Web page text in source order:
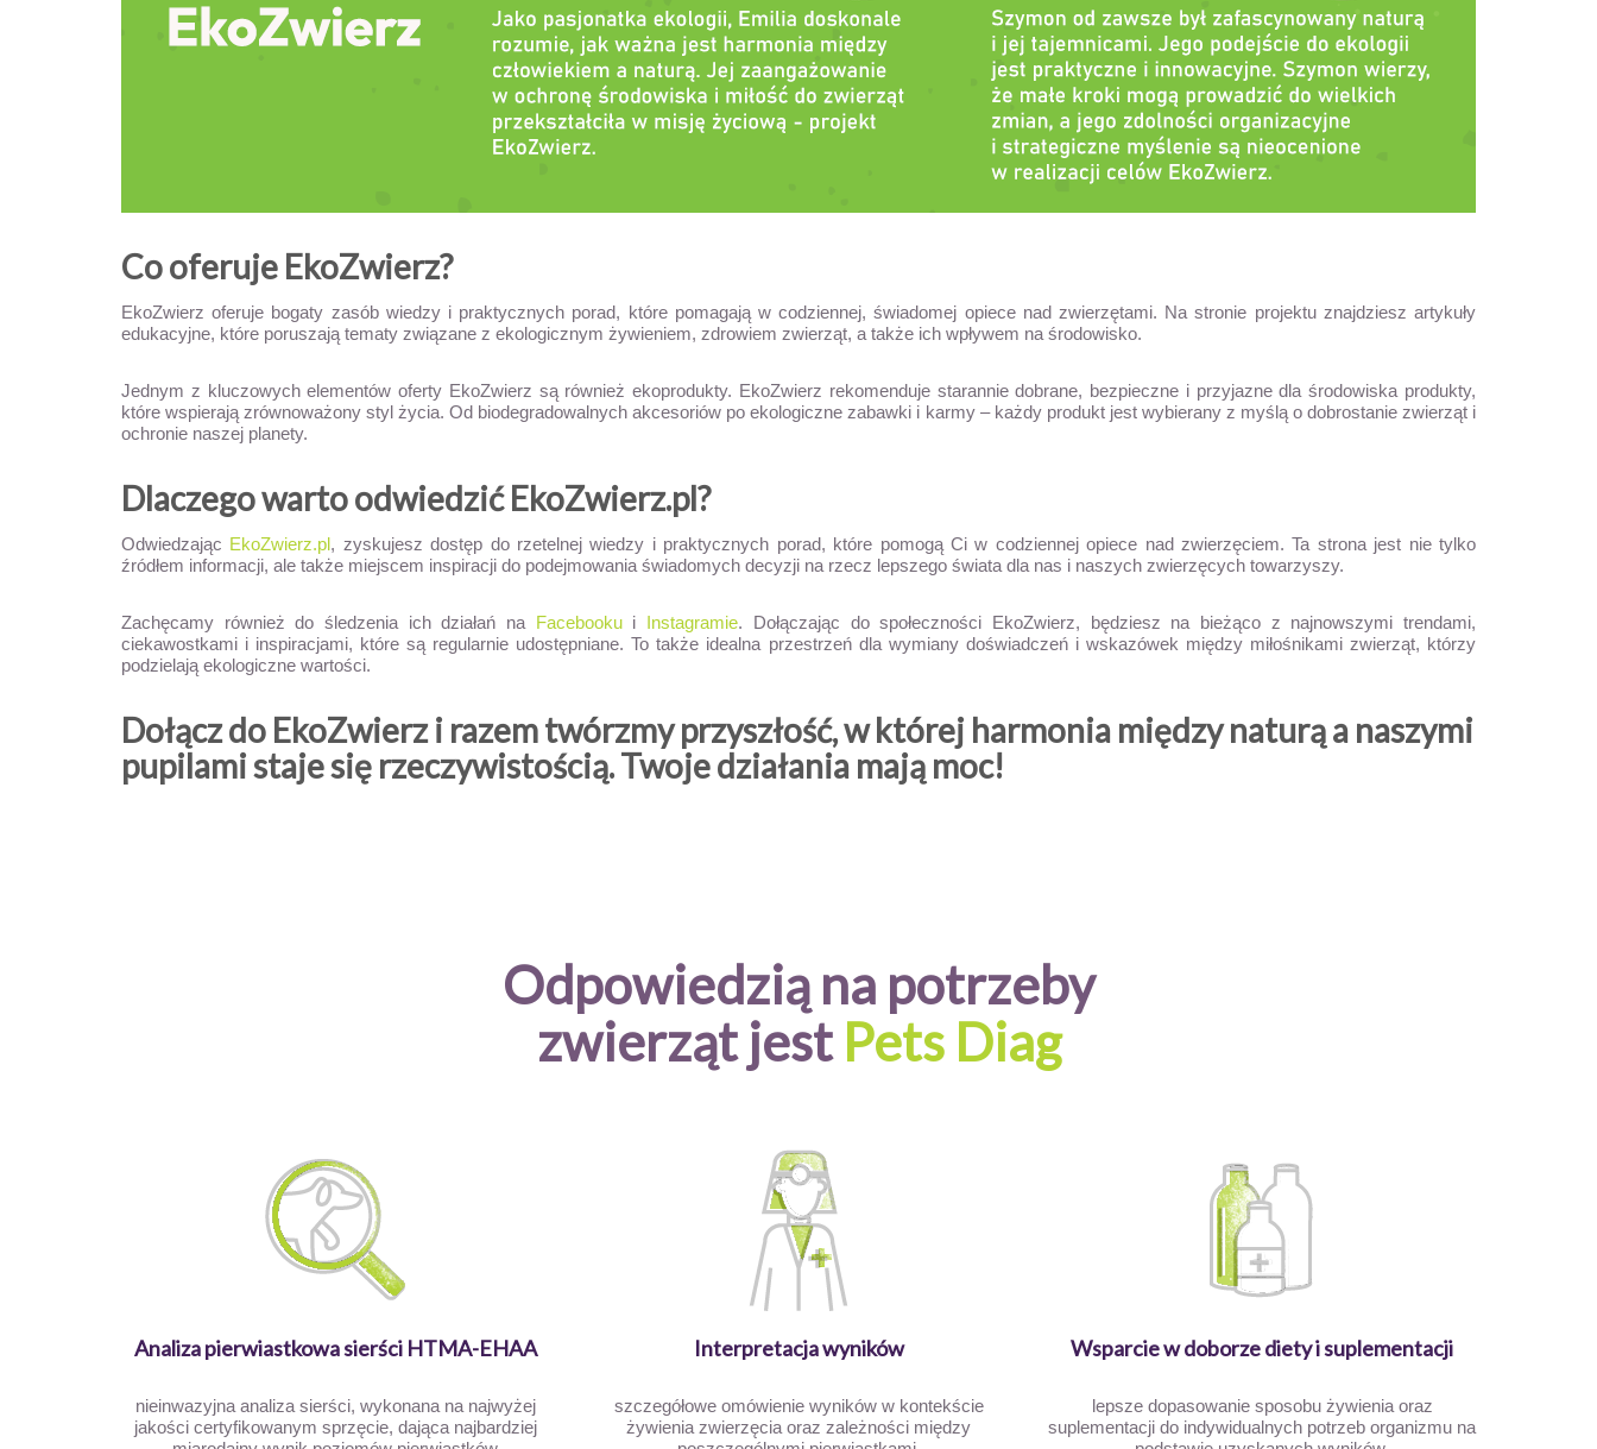
Co oferuje EkoZwierz?
EkoZwierz oferuje bogaty zasób wiedzy i praktycznych porad, które pomagają w codziennej, świadomej opiece nad zwierzętami. Na stronie projektu znajdziesz artykuły
edukacyjne, które poruszają tematy związane z ekologicznym żywieniem, zdrowiem zwierząt, a także ich wpływem na środowisko.
Jednym z kluczowych elementów oferty EkoZwierz są również ekoprodukty. EkoZwierz rekomenduje starannie dobrane, bezpieczne i przyjazne dla środowiska produkty,
które wspierają zrównoważony styl życia. Od biodegradowalnych akcesoriów po ekologiczne zabawki i karmy – każdy produkt jest wybierany z myślą o dobrostanie zwierząt i
ochronie naszej planety.
Dlaczego warto odwiedzić EkoZwierz.pl?
Odwiedzając EkoZwierz.pl, zyskujesz dostęp do rzetelnej wiedzy i praktycznych porad, które pomogą Ci w codziennej opiece nad zwierzęciem. Ta strona jest nie tylko
źródłem informacji, ale także miejscem inspiracji do podejmowania świadomych decyzji na rzecz lepszego świata dla nas i naszych zwierzęcych towarzyszy.
Zachęcamy również do śledzenia ich działań na Facebookui Instagramie. Dołączając do społeczności EkoZwierz, będziesz na bieżąco z najnowszymi trendami,
ciekawostkami i inspiracjami, które są regularnie udostępniane. To także idealna przestrzeń dla wymiany doświadczeń i wskazówek między miłośnikami zwierząt, którzy
podzielają ekologiczne wartości.
Dołącz do EkoZwierz i razem twórzmy przyszłość, w której harmonia między naturą a naszymi
pupilami staje się rzeczywistością. Twoje działania mają moc!
Odpowiedzią na potrzeby
zwierząt jest Pets Diag
Analiza pierwiastkowa sierści HTMA-EHAA
nieinwazyjna analiza sierści, wykonana na najwyżej
jakości certyfikowanym sprzęcie, dająca najbardziej
Interpretacja wyników
szczegółowe omówienie wyników w kontekście
żywienia zwierzęcia oraz zależności między
Wsparcie w doborze diety i suplementacji
lepsze dopasowanie sposobu żywienia oraz
suplementacji do indywidualnych potrzeb organizmu na